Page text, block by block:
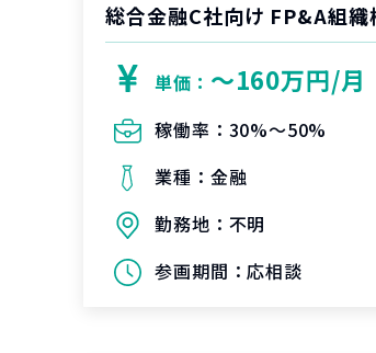
総合金融C社向け FP&A組織
単価： 〜160万円/月
稼働率： 30%〜50%
業種： 金融
勤務地： 不明
参画期間：応相談